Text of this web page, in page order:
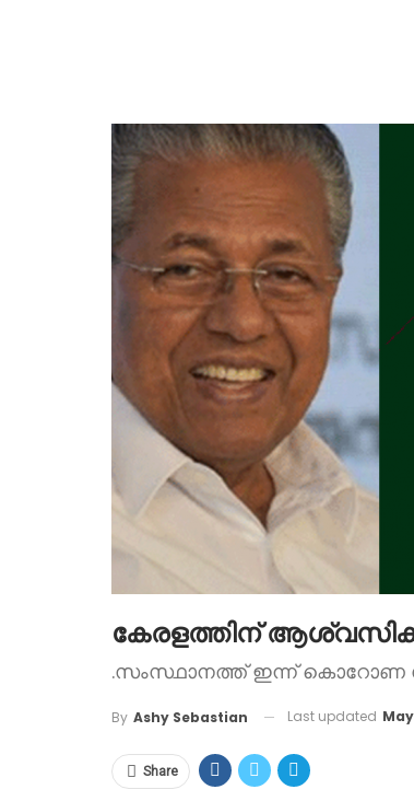
കേരളത്തിന്
.സംസ്ഥാനത്ത് ഇന്ന് കൊറോണ
By Ashy Sebastian Last updated
Share